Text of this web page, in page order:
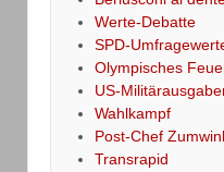
Werte-Debatte
SPD-
Olympisches
US-
Wahlkampf
Post-Chef
Transrapid